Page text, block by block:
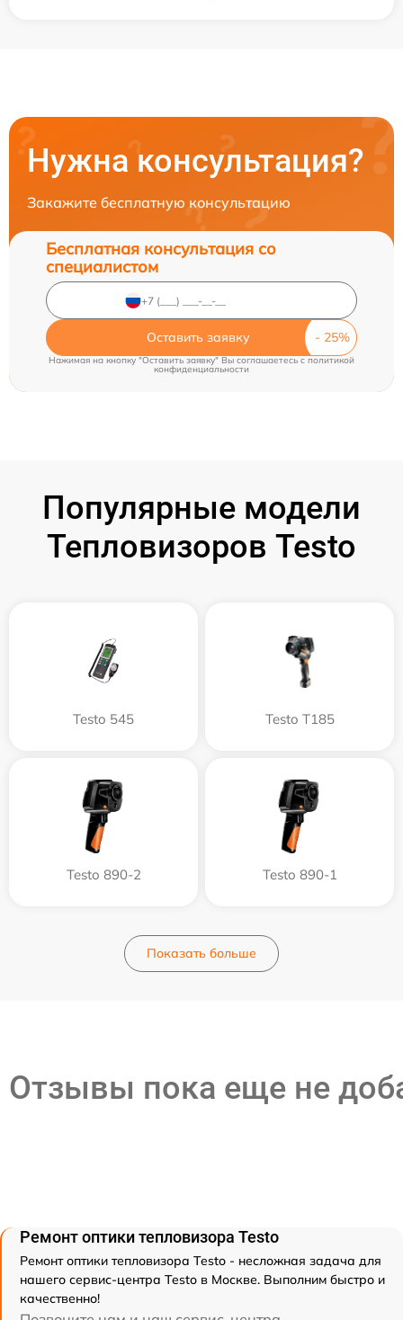
Нужна консультация?
Закажите бесплатную консультацию
Бесплатная консультация со
специалистом
Оставить заявку
Нажимая на кнопку "Оставить заявку" Вы соглашаетесь cполитикой
конфиденциальности
Популярные модели
Тепловизоров Testo
Testo 545 Testo T185
Testo 890-2 Testo 890-1
Показать больше
Отзывы пока еще не
Ремонт оптики тепловизора Testo
Ремонт оптики тепловизора Testo - несложная задача для
нашего сервис-центра Testo в Москве. Выполним быстро и
качественно!